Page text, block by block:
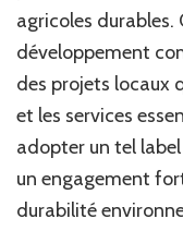
agricoles durables.
développement
des projets locaux
et les services
adopter un tel
un engagement
durabilité